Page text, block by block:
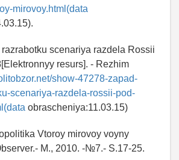
mirovoy.html(data
scenariya razdela Rossii
resurs]. - Rezhim
show-47278-zapad-
scenariya-razdela-rossii-pod-
obrascheniya:11.03.15)
Vtoroy mirovoy voyny
M., 2010. -№7.- S.17-25.